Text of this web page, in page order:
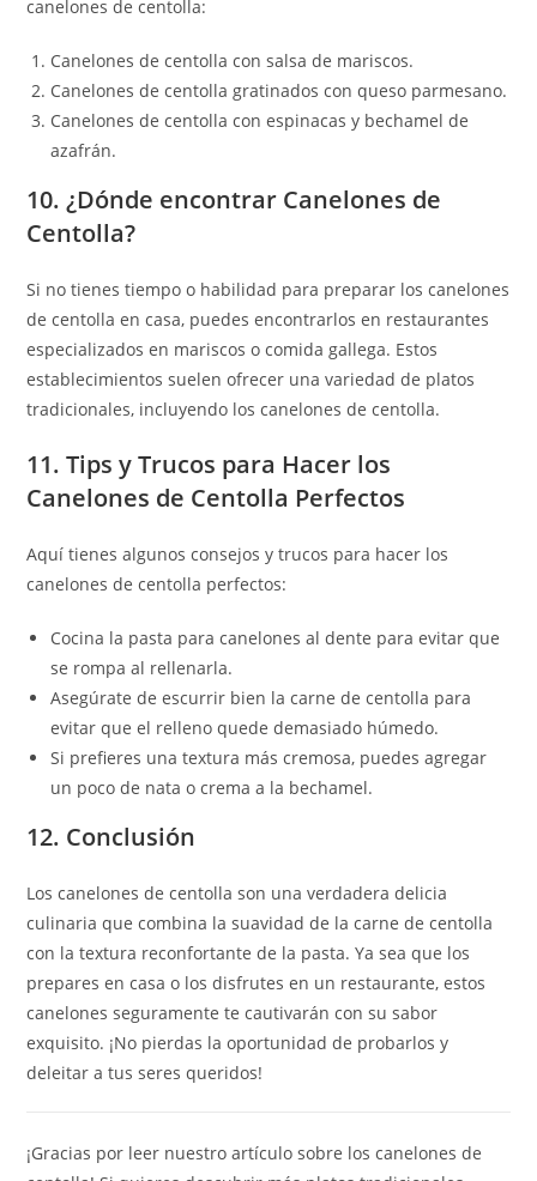
canelones de centolla:
Canelones de centolla con salsa de mariscos.
Canelones de centolla gratinados con queso parmesano.
Canelones de centolla con espinacas y bechamel de
azafrán.
10. ¿Dónde encontrar Canelones de
Centolla?
Si no tienes tiempo o habilidad para preparar los canelones
de centolla en casa, puedes encontrarlos en restaurantes
especializados en mariscos o comida gallega. Estos
establecimientos suelen ofrecer una variedad de platos
tradicionales, incluyendo los canelones de centolla.
11. Tips y Trucos para Hacer los
Canelones de Centolla Perfectos
Aquí tienes algunos consejos y trucos para hacer los
canelones de centolla perfectos:
Cocina la pasta para canelones al dente para evitar que
se rompa al rellenarla.
Asegúrate de escurrir bien la carne de centolla para
evitar que el relleno quede demasiado húmedo.
Si prefieres una textura más cremosa, puedes agregar
un poco de nata o crema a la bechamel.
12. Conclusión
Los canelones de centolla son una verdadera delicia
culinaria que combina la suavidad de la carne de centolla
con la textura reconfortante de la pasta. Ya sea que los
prepares en casa o los disfrutes en un restaurante, estos
canelones seguramente te cautivarán con su sabor
exquisito. ¡No pierdas la oportunidad de probarlos y
deleitar a tus seres queridos!
¡Gracias por leer nuestro artículo sobre los canelones de